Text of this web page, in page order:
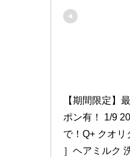
【期間限定】
ポン有！ 1/9
で！Q+ クオリ
］ヘアミルク